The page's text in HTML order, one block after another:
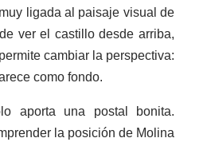
ligada al paisaje visual de
ver el castillo desde arriba,
cambiar la perspectiva:
como fondo.
aporta una postal bonita.
la posición de Molina